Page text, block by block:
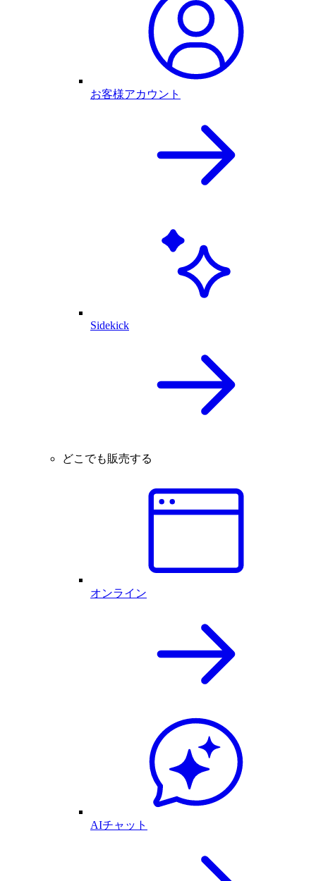
お客様アカウント
Sidekick
どこでも販売する
オンライン
AIチャット